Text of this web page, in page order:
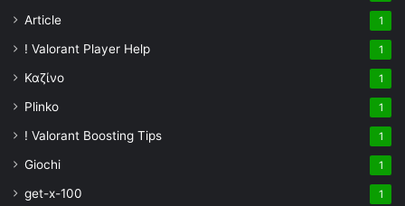
Article 1
! Valorant Player Help 1
Καζίνο 1
Plinko 1
! Valorant Boosting Tips 1
Giochi 1
get-x-100 1